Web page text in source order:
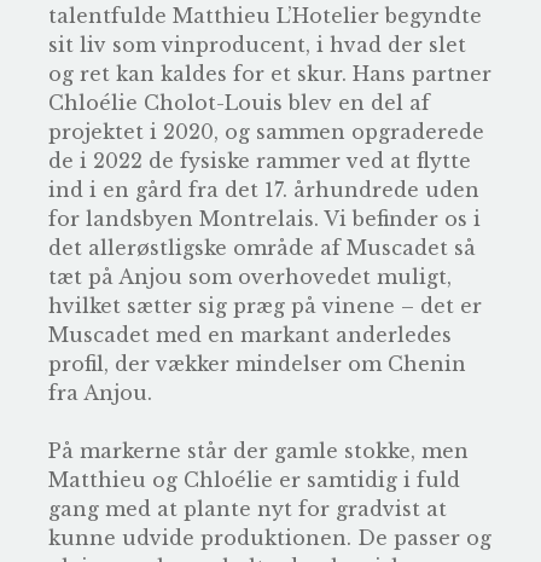
talentfulde Matthieu L’Hotelier begyndte
sit liv som vinproducent, i hvad der slet
og ret kan kaldes for et skur. Hans partner
Chloélie Cholot-Louis blev en del af
projektet i 2020, og sammen opgraderede
de i 2022 de fysiske rammer ved at flytte
ind i en gård fra det 17. århundrede uden
for landsbyen Montrelais. Vi befinder os i
det allerøstligske område af Muscadet så
tæt på Anjou som overhovedet muligt,
hvilket sætter sig præg på vinene – det er
Muscadet med en markant anderledes
profil, der vækker mindelser om Chenin
fra Anjou.
På markerne står der gamle stokke, men
Matthieu og Chloélie er samtidig i fuld
gang med at plante nyt for gradvist at
kunne udvide produktionen. De passer og